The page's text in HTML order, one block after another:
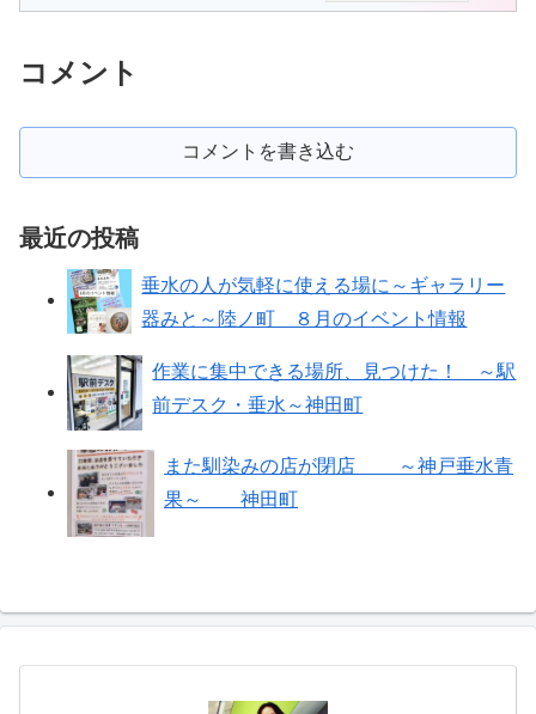
コメント
コメントを書き込む
最近の投稿
垂水の人が気軽に使える場に～ギャラリー
器みと～陸ノ町 ８月のイベント情報
作業に集中できる場所、見つけた！ ～駅
前デスク・垂水～神田町
また馴染みの店が閉店 ～神戸垂水青
果～ 神田町